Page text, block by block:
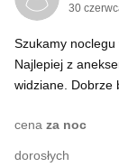
30
Szukamy
Najlepiej z
widziane. Dobrze
cena za noc
dorosłych